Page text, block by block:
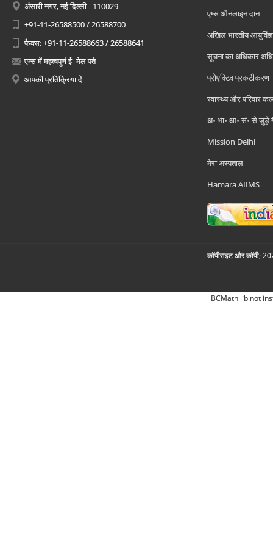
अंसारी नगर, नई दिल्ली - 110029
+91-11-26588500 / 26588700
फैक्स: +91-11-26588663 / 26588641
एम्स में महत्वपूर्ण ई -मेल पते
आपकी प्रतिक्रिया दें
एम्स ऑनलाइन दान
अखिल भारतीय
सूचना का अधिकार
प्रोएक्टिव प्रकटीकरण
स्वास्थ्य और परिवार
अ॰ भा॰ आ॰ सं॰ से जुड़े
Mission Delhi
मेरा अस्पताल
Hamara AIIMS
कॉपीराइट और कॉपी;
BCMath lib not